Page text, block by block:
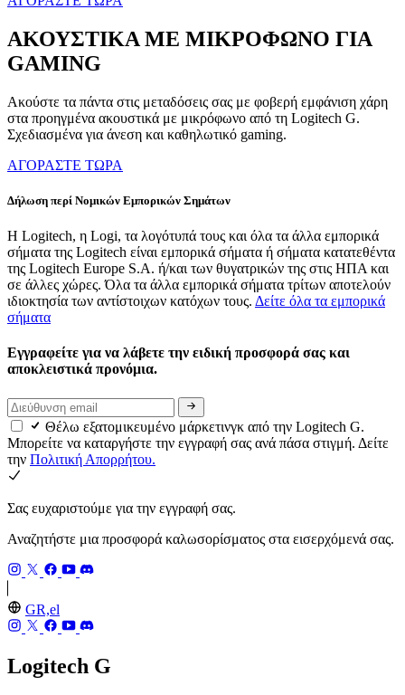
ΑΚΟΥΣΤΙΚΑ ΜΕ ΜΙΚΡΟΦΩΝΟ ΓΙΑ
GAMING
Ακούστε τα πάντα στις μεταδόσεις σας με φοβερή εμφάνιση χάρη
στα προηγμένα ακουστικά με μικρόφωνο από τη Logitech G.
Σχεδιασμένα για άνεση και καθηλωτικό gaming.
ΑΓΟΡΑΣΤΕ ΤΩΡΑ
Δήλωση περί Νομικών Εμπορικών Σημάτων
Η Logitech, η Logi, τα λογότυπά τους και όλα τα άλλα εμπορικά
σήματα της Logitech είναι εμπορικά σήματα ή σήματα κατατεθέντα
της Logitech Europe S.A. ή/και των θυγατρικών της στις ΗΠΑ και
σε άλλες χώρες. Όλα τα άλλα εμπορικά σήματα τρίτων αποτελούν
ιδιοκτησία των αντίστοιχων κατόχων τους. Δείτε όλα τα εμπορικά
σήματα
Εγγραφείτε για να λάβετε την ειδική προσφορά σας και
αποκλειστικά προνόμια.
Θέλω εξατομικευμένο μάρκετινγκ από την Logitech G.
Μπορείτε να καταργήστε την εγγραφή σας ανά πάσα στιγμή. Δείτε
την Πολιτική Απορρήτου.
Σας ευχαριστούμε για την εγγραφή σας.
Αναζητήστε μια προσφορά καλωσορίσματος στα εισερχόμενά σας.
GR,el
Logitech G